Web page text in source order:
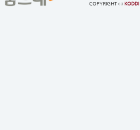
COPYRIGHT ⓒ KODDI